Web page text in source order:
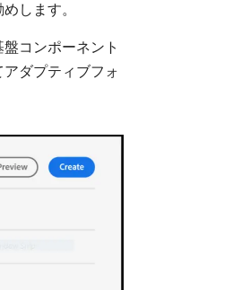
します。
コンポーネント
アダプティブフォ